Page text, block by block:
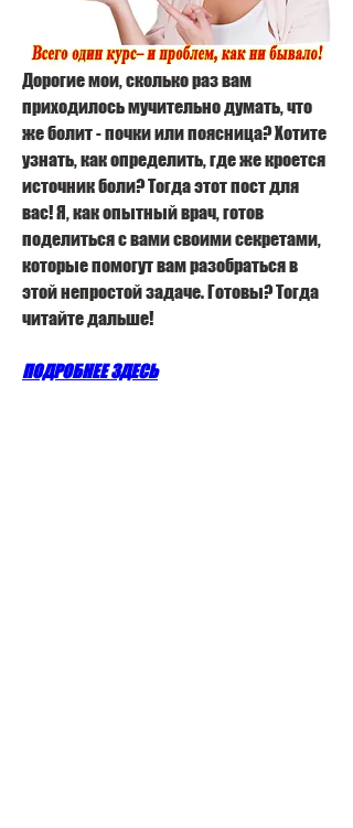
Дорогие мои, сколько раз вам
приходилось мучительно думать, что
же болит - почки или поясница? Хотите
узнать, как определить, где же кроется
источник боли? Тогда этот пост для
вас! Я, как опытный врач, готов
поделиться с вами своими секретами,
которые помогут вам разобраться в
этой непростой задаче. Готовы? Тогда
читайте дальше!
ПОДРОБНЕЕ ЗДЕСЬ